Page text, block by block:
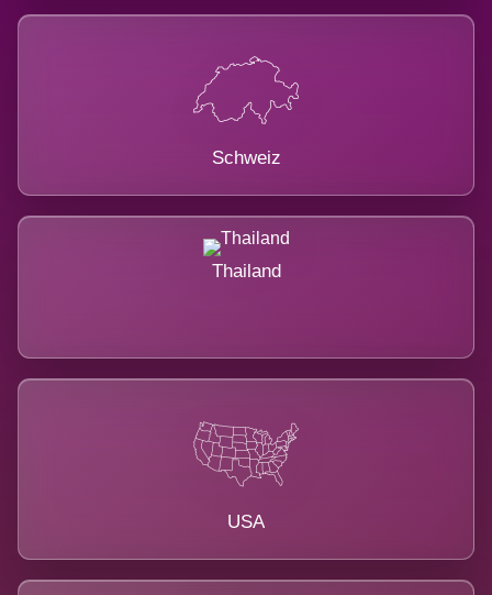
Schweiz
Thailand
USA